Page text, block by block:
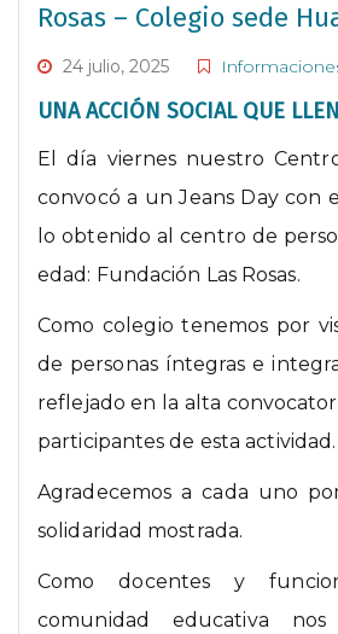
Rosas – Colegio sede
24 julio, 2025
UNA ACCIÓN SOCIAL QUE
El día viernes nuestro
convocó a un Jeans Day con
lo obtenido al centro de
edad: Fundación Las Rosas.
Como colegio tenemos por
de personas íntegras e
reflejado en la alta
participantes de esta actividad.
Agradecemos a cada uno
solidaridad mostrada.
Como docentes y
comunidad educativa